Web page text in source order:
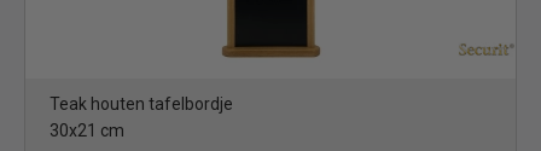
Teak houten tafelbordje
30x21 cm